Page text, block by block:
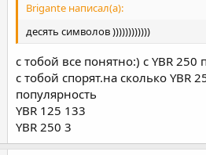
Brigante написал(а):
десять символов ))))))))))))
с тобой все понятно:) с YBR
с тобой спорят.на сколько YBR
популярность
YBR 125 133
YBR 250 3